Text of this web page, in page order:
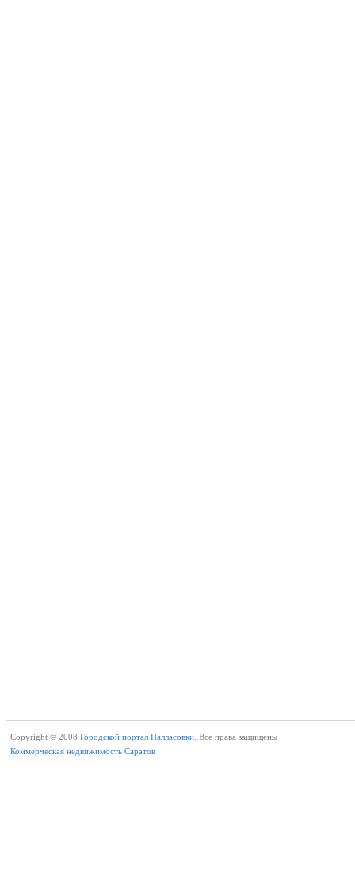
Copyright © 2008 Городской портал Палласовки. Все права защищены
Коммерческая недвижимость Саратов